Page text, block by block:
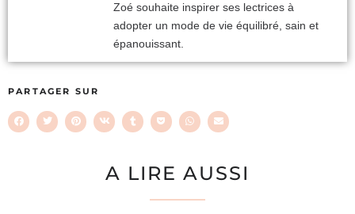
Zoé souhaite inspirer ses lectrices à
adopter un mode de vie équilibré, sain et
épanouissant.
PARTAGER SUR
A LIRE AUSSI